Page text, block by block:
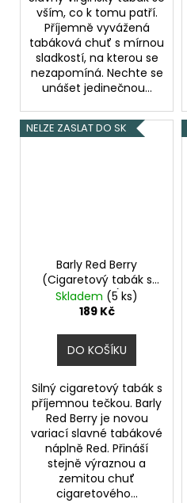
vším, co k tomu patří.
Příjemně vyvážená
tabáková chuť s mírnou
sladkostí, na kterou se
nezapomíná. Nechte se
unášet jedinečnou...
NELZE ZASLAT DO SK
Barly Red Berry
(Cigaretový tabák s
lesními plody) 10ml
5mg
Skladem (5 ks)
189 Kč
DO KOŠÍKU
Silný cigaretový tabák s
příjemnou tečkou. Barly
Red Berry je novou
variací slavné tabákové
náplně Red. Přináší
stejně výraznou a
zemitou chuť
cigaretového...